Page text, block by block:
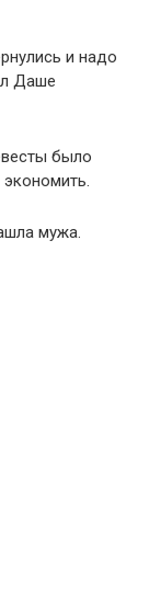
и надо
Даше
было
мужа.